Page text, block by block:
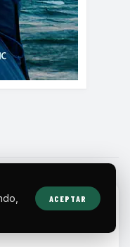
BORDERLANDS POR ...
ACEPTAR